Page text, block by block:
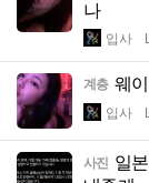
나
입사
계층 웨
입사
사진 일